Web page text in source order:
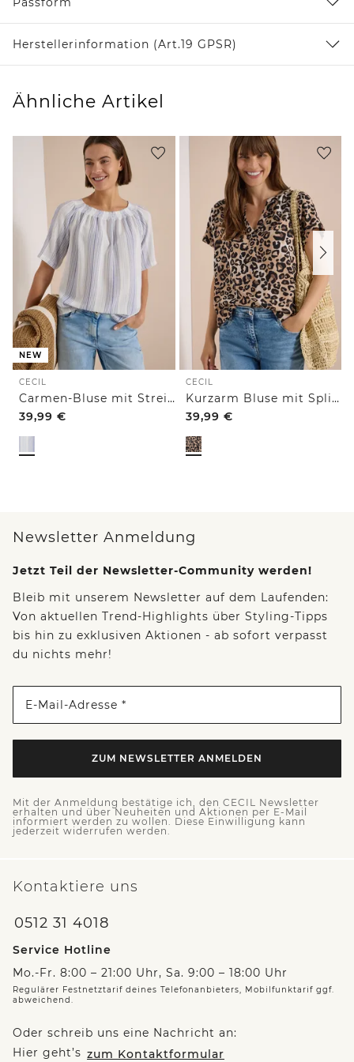
Herstellerinformation (Art.19 GPSR)
Ähnliche Artikel
NEW
CECIL
Carmen-Bluse mit Streifenmuster
39,99 €
CECIL
Kurzarm Bluse mit Split Neck und Leo-Print
39,99 €
Newsletter Anmeldung
Jetzt Teil der Newsletter-Community werden!
Bleib mit unserem Newsletter auf dem Laufenden:
Von aktuellen Trend-Highlights über Styling-Tipps
bis hin zu exklusiven Aktionen - ab sofort verpasst
du nichts mehr!
E-Mail-Adresse *
ZUM NEWSLETTER ANMELDEN
Mit der Anmeldung bestätige ich, den CECIL Newsletter
erhalten und über Neuheiten und Aktionen per E-Mail
informiert werden zu wollen. Diese Einwilligung kann
jederzeit widerrufen werden.
Kontaktiere uns
0512 31 4018
Service Hotline
Mo.-Fr. 8:00 – 21:00 Uhr, Sa. 9:00 – 18:00 Uhr
Regulärer Festnetztarif deines Telefonanbieters, Mobilfunktarif ggf.
abweichend.
Oder schreib uns eine Nachricht an:
Hier geht’s zum Kontaktformular